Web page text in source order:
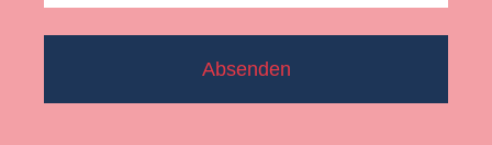
Absenden